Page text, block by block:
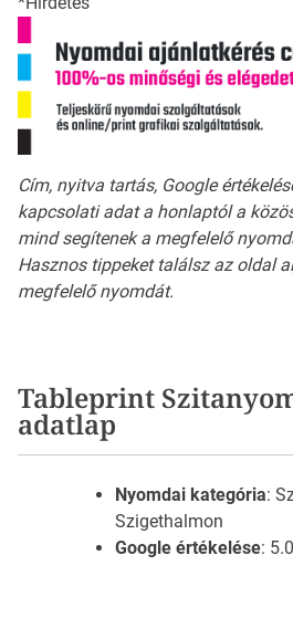
Cím, nyitva tartás, Google
kapcsolati adat a honlaptól a
mind segítenek a megfelelő
Hasznos tippeket találsz az oldal
megfelelő nyomdát.
Tableprint
adatlap
Nyomdai kategória:
Szigethalmon
Google értékelése: